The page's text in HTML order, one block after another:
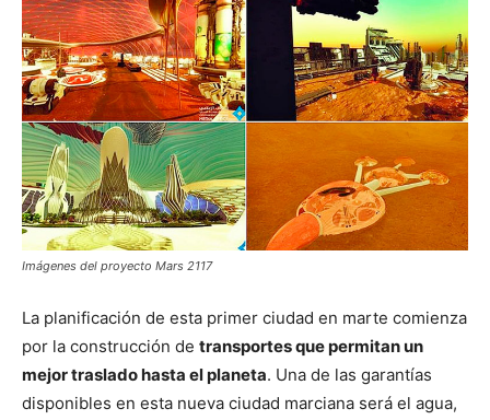
Imágenes del proyecto Mars 2117
La planificación de esta primer ciudad en marte comienza
por la construcción de transportes que permitan un
mejor traslado hasta el planeta. Una de las garantías
disponibles en esta nueva ciudad marciana será el agua,